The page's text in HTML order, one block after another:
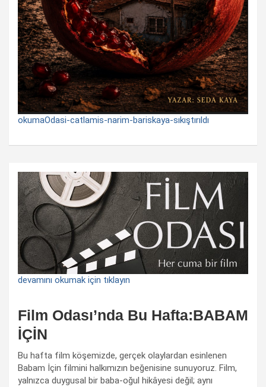
okumaOdasi-catlamis-narim-bariskaya-sıkıştırıldı
devamını okumak için tıklayın
Film Odası’nda Bu Hafta:BABAM
İÇİN
Bu hafta film köşemizde, gerçek olaylardan esinlenen
Babam İçin filmini halkımızın beğenisine sunuyoruz. Film,
yalnızca duygusal bir baba-oğul hikâyesi değil; aynı